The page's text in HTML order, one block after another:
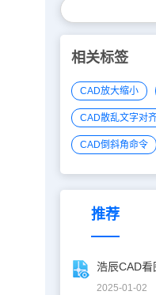
相关标签
CAD放大缩小
CAD散乱文字对
CAD倒斜角命令
推荐
2025-01-02